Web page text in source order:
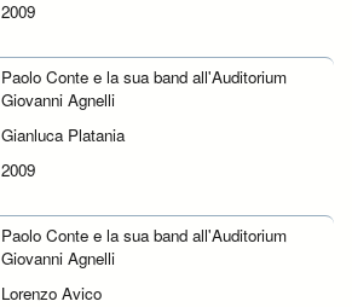
2009
Paolo Conte e la sua band all'Auditorium
Giovanni Agnelli
Gianluca Platania
2009
Paolo Conte e la sua band all'Auditorium
Giovanni Agnelli
Lorenzo Avico